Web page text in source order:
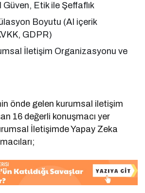
Etik ile Şeffaflık
Boyutu (AI içerik
GDPR)
İletişim Organizasyonu ve
önde gelen kurumsal iletişim
16 değerli konuşmacı yer
İletişimde Yapay Zeka